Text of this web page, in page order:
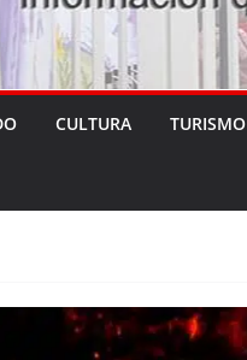
CULTURA TURISMO